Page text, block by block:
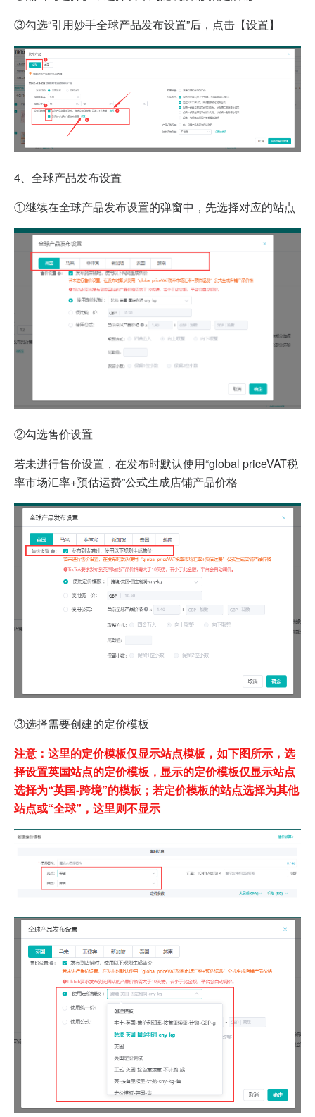
③勾选“引用妙手全球产品发布设置”后，点击【设置】
4、 全球产品发布设置
①继续在全球产品发布设置的弹窗中，先选择对应的站点
②勾选售价设置
若未进行售价设置，在发布时默认使用“global priceVAT税
率市场汇率+预估运费”公式生成店铺产品价格
③选择需要创建的定价模板
注意：这里的定价模板仅显示站点模板，如下图所示，选
择设置英国站点的定价模板，显示的定价模板仅显示站点
选择为“英国-跨境”的模板；若定价模板的站点选择为其他
站点或“全球”，这里则不显示